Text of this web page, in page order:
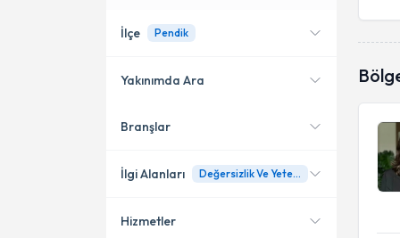
İlçe Pendik
Bakırköy
Kadıköy
Yakınımda Ara
Konumuma yakın uzmanları
Branşlar
Aile Danışmanı (Psikolog)
İlgi Alanları Değersizlik Ve Yetersizlik Hisleri
Hizmetler